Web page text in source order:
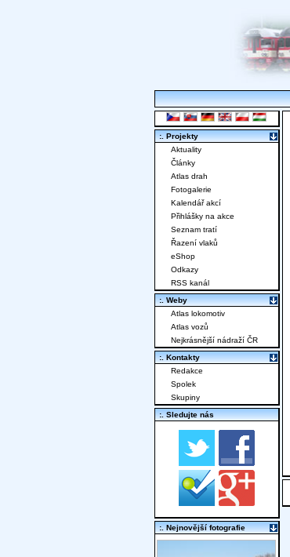
:. Projekty
Aktuality
Články
Atlas drah
Fotogalerie
Kalendář akcí
Přihlášky na akce
Seznam tratí
Řazení vlaků
eShop
Odkazy
RSS kanál
:. Weby
Atlas lokomotiv
Atlas vozů
Nejkrásnější nádraží ČR
:. Kontakty
Redakce
Spolek
Skupiny
:. Sledujte nás
:. Nejnovější fotografie